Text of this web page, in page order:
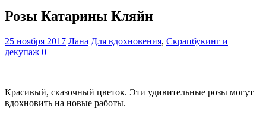
Розы Катарины Кляйн
25 ноября 2017 Лана Для вдохновения, Скрапбукинг и
декупаж 0
Красивый, сказочный цветок. Эти удивительные розы могут
вдохновить на новые работы.